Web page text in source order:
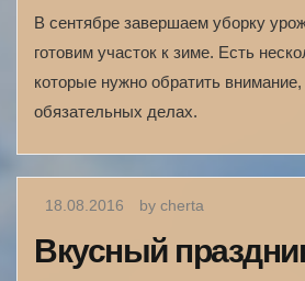
В сентябре завершаем уборку
готовим участок к зиме. Есть
которые нужно обратить
обязательных делах.
18.08.2016 by cherta
Вкусный